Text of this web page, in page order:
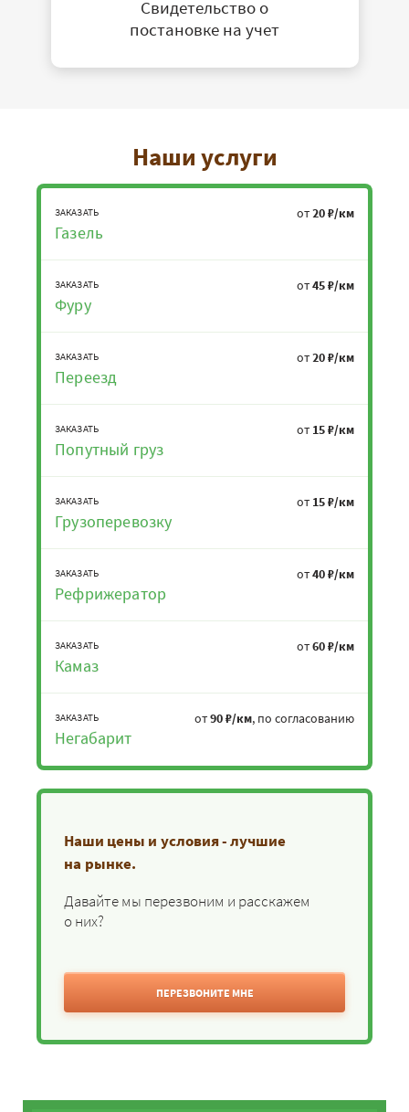
Свидетельство о
постановке на учет
Наши услуги
ЗАКАЗАТЬ
Газель
от20 ₽/км
ЗАКАЗАТЬ
Фуру
от45 ₽/км
ЗАКАЗАТЬ
Переезд
от20 ₽/км
ЗАКАЗАТЬ
Попутный груз
от 15 ₽/км
ЗАКАЗАТЬ
Грузоперевозку
от 15 ₽/км
ЗАКАЗАТЬ
Рефрижератор
от40 ₽/км
ЗАКАЗАТЬ
Камаз
от60 ₽/км
ЗАКАЗАТЬ
Негабарит
от90 ₽/км, по согласованию
Наши цены и условия - лучшие
на рынке.
Давайте мы перезвоним и расскажем
о них?
ПЕРЕЗВОНИТЕ МНЕ